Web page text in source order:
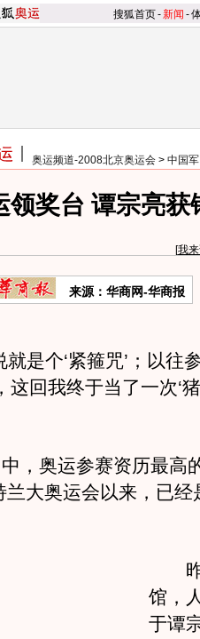
搜狐首页-新闻 -
奥运频道-2008北京奥运会 > 中国
领奖台 谭宗亮
[我
来源：华商网-华商报
个‘紧箍咒’；以往
这回我终于当了一次‘
奥运参赛资历最高
大奥运会以来，已经
昨
馆，
于谭